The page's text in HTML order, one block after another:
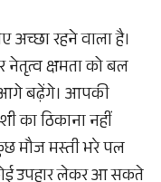
अच्छा रहने वाला है।
क्षमता को बल
आगे बढ़ेंगे। आपकी
का ठिकाना नहीं
मौज मस्ती भरे पल